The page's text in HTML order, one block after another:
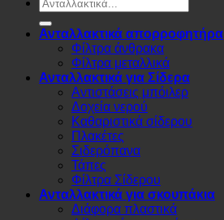
για:
Ανταλλακτικά απορροφητήρα
Φίλτρα άνθρακα
Φίλτρα μεταλλικά
Ανταλλακτικά για Σίδερα
Αντιστάσεις μπόιλερ
Δοχεία νερού
Καθαριστικά σίδερου
Πλακέτες
Σιδερόπανα
Τάπες
Φίλτρα Σίδερου
Ανταλλακτικά για σκουπάκια
Διάφορα πλαστικά